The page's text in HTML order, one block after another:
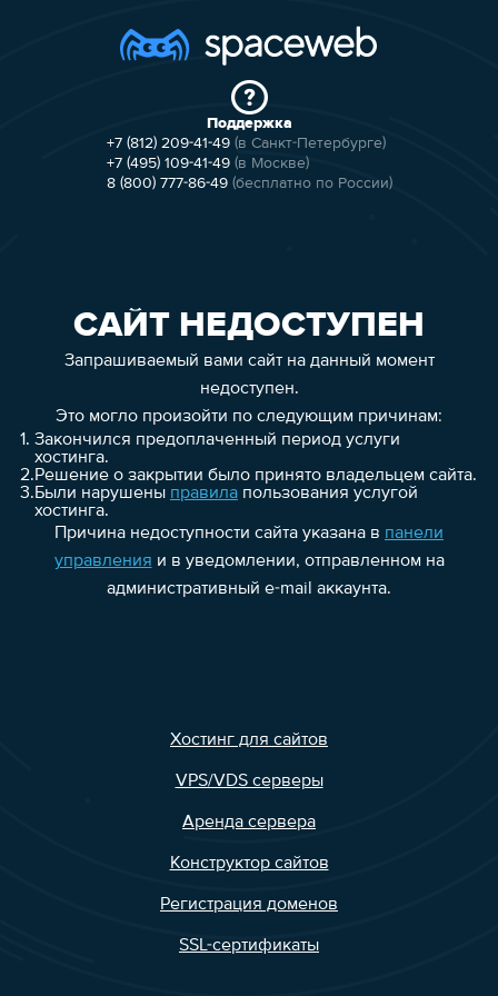
Поддержка
+7 (812) 209-41-49 (в Санкт-Петербурге)
+7 (495) 109-41-49 (в Москве)
8 (800) 777-86-49 (бесплатно по России)
САЙТ НЕДОСТУПЕН
Запрашиваемый вами сайт на данный момент
недоступен.
Это могло произойти по следующим причинам:
1. Закончился предоплаченный период услуги
хостинга.
2.Решение о закрытии было принято владельцем сайта.
3.Были нарушены правилапользования услугой
хостинга.
Причина недоступности сайта указана в панели
управления и в уведомлении, отправленном на
административный e-mail аккаунта.
Хостинг для сайтов
VPS/VDS серверы
Аренда сервера
Конструктор сайтов
Регистрация доменов
SSL-сертификаты